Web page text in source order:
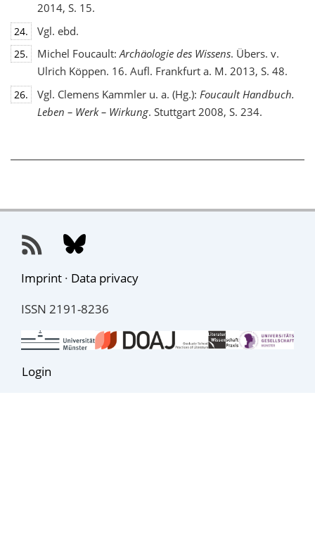
2014, S. 15.
24. Vgl. ebd.
25. Michel Foucault:Archäologie des Wissens. Übers. v.
Ulrich Köppen. 16. Aufl. Frankfurt a. M. 2013, S. 48.
26. Vgl. Clemens Kammler u. a. (Hg.): Foucault Handbuch.
Leben – Werk – Wirkung. Stuttgart 2008, S. 234.
Imprint · Data privacy
ISSN 2191-8236
Login